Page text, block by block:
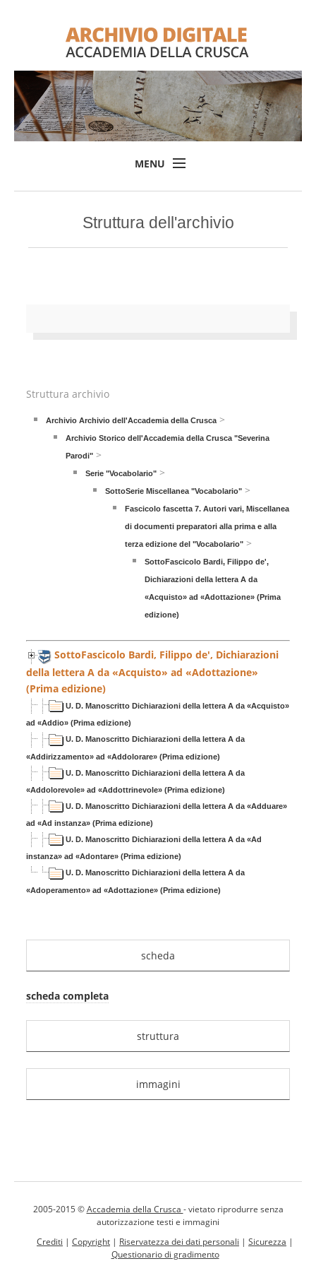
MENU
L'Archivio
Struttura dell'archivio
Struttura archivio
Archivio Archivio dell'Accademia della Crusca>
Archivio Storico dell'Accademia della Crusca "Severina
Parodi">
Serie "Vocabolario">
SottoSerie Miscellanea "Vocabolario">
Fascicolo fascetta 7. Autori vari, Miscellanea
di documenti preparatori alla prima e alla
terza edizione del "Vocabolario">
SottoFascicolo Bardi, Filippo de',
Dichiarazioni della lettera A da
«Acquisto» ad «Adottazione» (Prima
edizione)
SottoFascicolo Bardi, Filippo de', Dichiarazioni
della lettera A da «Acquisto» ad «Adottazione»
(Prima edizione)
U. D. Manoscritto Dichiarazioni della lettera A da «Acquisto»
ad «Addio» (Prima edizione)
U. D. Manoscritto Dichiarazioni della lettera A da
«Addirizzamento» ad «Addolorare» (Prima edizione)
U. D. Manoscritto Dichiarazioni della lettera A da
«Addolorevole» ad «Addottrinevole» (Prima edizione)
U. D. Manoscritto Dichiarazioni della lettera A da «Adduare»
ad «Ad instanza» (Prima edizione)
U. D. Manoscritto Dichiarazioni della lettera A da «Ad
instanza» ad «Adontare» (Prima edizione)
U. D. Manoscritto Dichiarazioni della lettera A da
«Adoperamento» ad «Adottazione» (Prima edizione)
scheda
scheda completa
struttura
immagini
2005-2015 ©Accademia della Crusca - vietato riprodurre senza
autorizzazione testi e immagini
Crediti | Copyright | Riservatezza dei dati personali | Sicurezza |
Questionario di gradimento